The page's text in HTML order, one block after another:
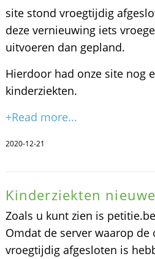
site stond vroegtijdig
deze vernieuwing iets
uitvoeren dan gepland.
Hierdoor had onze site nog
kinderziekten.
+Read more...
2020-12-21
Kinderziekten
Zoals u kunt zien is
Omdat de server waarop de
vroegtijdig afgesloten is